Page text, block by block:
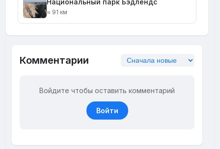
≈ 91 км
Комментарии
Войдите чтобы оставить комментарий
Войти